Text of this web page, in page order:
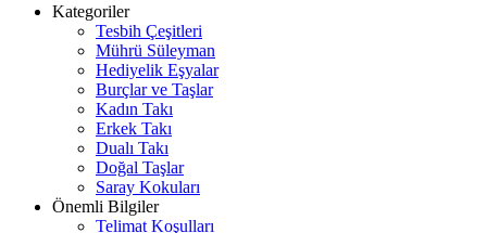
Kategoriler
Tesbih Çeşitleri
Mührü Süleyman
Hediyelik Eşyalar
Burçlar ve Taşlar
Kadın Takı
Erkek Takı
Dualı Takı
Doğal Taşlar
Saray Kokuları
Önemli Bilgiler
Telimat Koşulları